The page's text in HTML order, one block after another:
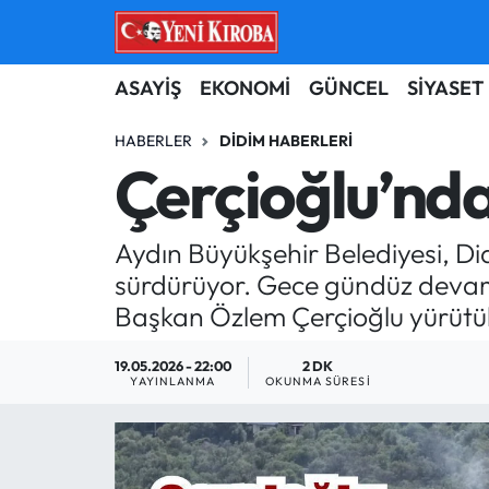
ASAYİŞ EKONOMİ GÜNCEL SİYASET
HABERLER DIDIM HABERLERI
Aydın Büyükşehir Belediyesi,
sürdürüyor. Gece gündüz
Başkan Özlem Çerçioğlu
19.05.2026 - 22:00
YAYINLANMA
2 DK
OKUNMA SÜRESI
ASAYİŞ
BİLİM-TEKNOLOJİ
ÇEVRE
DÜNYA
EĞİTİM
EKONOMİ
GÜNDEM
Aydın Nöbetçi Eczaneler
Aydın Hava Durumu
Aydin Namaz Vakitleri
Aydın Trafik Yoğunluk Haritası
Süper Lig Puan Durumu ve Fikstür
Tüm Manşetler
Haber Arşivi